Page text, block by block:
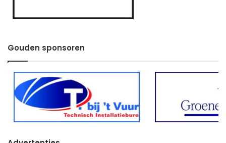
Gouden sponsoren